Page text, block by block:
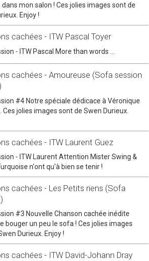
mon salon ! Ces jolies images sont de
Enjoy !
cachées - ITW Pascal Toyer
- ITW Pascal More than words ...
cachées - Amoureuse (Sofa session
#4 Notre spéciale dédicace à Véronique
Ces jolies images sont de Swen Durieux.
cachées - ITW Laurent Guez
- ITW Laurent Attention Mister Swing &
n'ont qu'à bien se tenir !
cachées - Les Petits riens (Sofa
#3 Nouvelle Chanson cachée inédite
bouger un peu le sofa ! Ces jolies images
Durieux. Enjoy !
cachées - ITW David-Johann Dray